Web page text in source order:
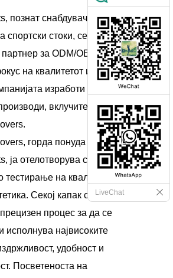
познат снабдувач во
спортски стоки, се етаблира
за ODM/OEM
на квалитетот и
изработи низа
вклучително и
горда понуда од
ја отелотворува суштината
тестирање на квалитетот и
Секој капак се
процес за да се
исполнува највисоките
удобност и
Посветеноста на
LiveChat